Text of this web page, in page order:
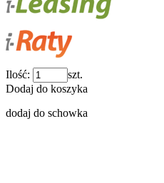
Ilość:
szt.
Dodaj do koszyka
dodaj do schowka